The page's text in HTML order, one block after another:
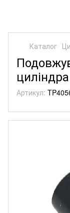
Каталог
циліндра
Артикул: